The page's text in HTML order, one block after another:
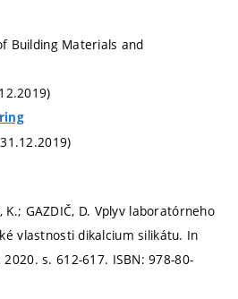
Building Materials and
K.; GAZDIČ, D. Vplyv laboratórneho
vlastnosti dikalcium silikátu. In
2020.s. 612-617. ISBN: 978-80-